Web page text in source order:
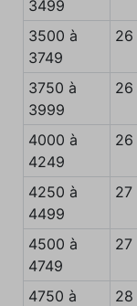
3499
3500 à
3749
26
3750 à
3999
26
4000 à
4249
26
4250 à
4499
27
4500 à
4749
27
4750 à
28